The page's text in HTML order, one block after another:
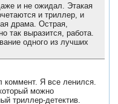
и не ожидал. Этакая
и триллер, и
драма. Острая,
так выразится, работа.
одного из лучших
коммент. Я все ленился.
можно
триллер-детектив.